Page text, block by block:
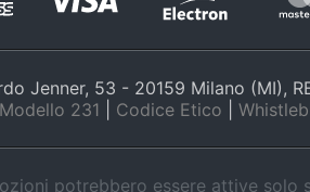
Jenner, 53 - 20159 Milano
Modello 231
Codice Etico
potrebbero essere attive solo